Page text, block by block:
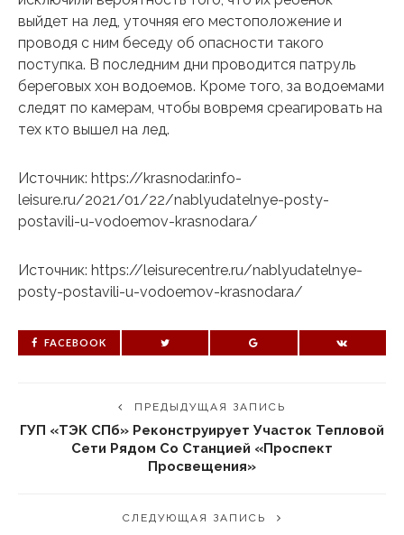
выйдет на лед, уточняя его местоположение и
проводя с ним беседу об опасности такого
поступка. В последним дни проводится патруль
береговых хон водоемов. Кроме того, за водоемами
следят по камерам, чтобы вовремя среагировать на
тех кто вышел на лед.
Источник: https://krasnodar.info-
leisure.ru/2021/01/22/nablyudatelnye-posty-
postavili-u-vodoemov-krasnodara/
Источник: https://leisurecentre.ru/nablyudatelnye-
posty-postavili-u-vodoemov-krasnodara/
FACEBOOK
ПРЕДЫДУЩАЯ ЗАПИСЬ
ГУП «ТЭК СПб» Реконструирует Участок Тепловой
Сети Рядом Со Станцией «Проспект
Просвещения»
СЛЕДУЮЩАЯ ЗАПИСЬ